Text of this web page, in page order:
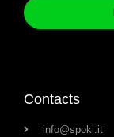
Contacts
info@spoki.it